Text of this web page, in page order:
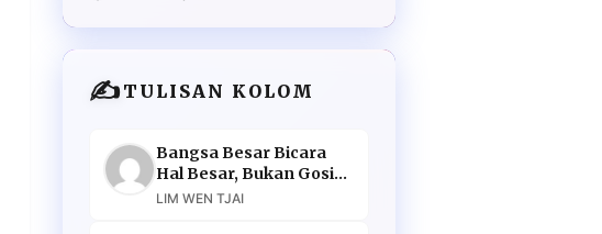
✍️TULISAN KOLOM
Bangsa Besar Bicara
Hal Besar, Bukan Gosip
Murahan
LIM WEN TJAI